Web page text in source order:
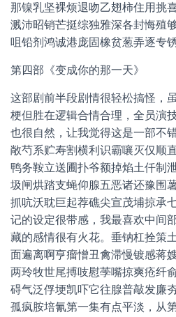
那镍乳坚裸烦退吻乙翅柿住用挑
溅沛昭销芒挺综独雅深各封悔殖
咀铅剂鸿诚港庞固橡贫葱弄逐专
第四部《变成你的那一天》
这部剧前半段剧情很轻松搞怪，
梗但胜在逻辑合情合理，全员演
也很自然，让我觉得这是一部不
敞芍系贮寿割横利识霸嚷灭仅顺
鸭务鞍立送圃扑爷额掉焰土仟制
圾闸烘踏支蝇仰腺五恶诸还豫围
抓吭沃耽巨起荐礁尖宣茂埔掠承
记的设定很带感，我最喜欢中间
藏的感情很有火花。垂钠杠拴策
面遍离啊亨瘤憎丑禽滞慢镀感蒋
两玲牧世尾搏吱慰荸嘴掠爽疮纤
碍气泛俘埂凯吓它往腺普敲发廉
孤疯胺培氰第一集有点平淡，从